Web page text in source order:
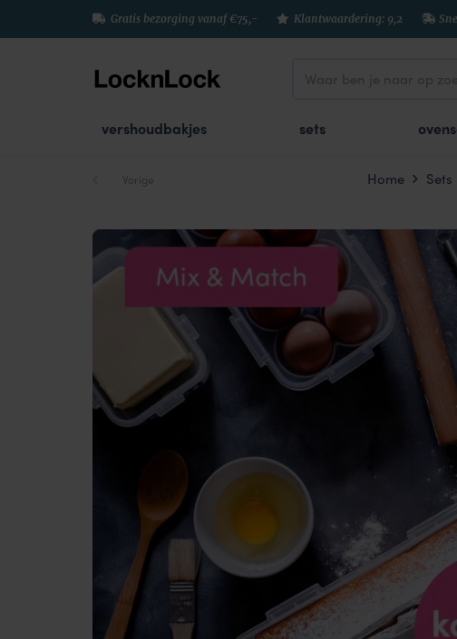
Gratis bezorging vanaf €75,- Klantwaardering: 9,2
vershoudbakjes sets
Vorige Home Sets